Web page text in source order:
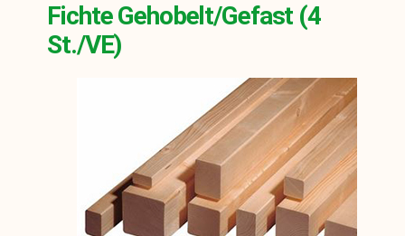
Fichte Gehobelt/gefast (4
St./VE)